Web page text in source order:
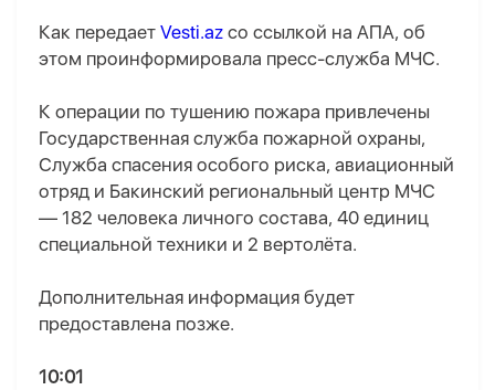
Как передает Vesti.az со ссылкой на AПA, об
этом проинформировала пресс-служба МЧС.
К операции по тушению пожара привлечены
Государственная служба пожарной охраны,
Служба спасения особого риска, авиационный
отряд и Бакинский региональный центр МЧС
— 182 человека личного состава, 40 единиц
специальной техники и 2 вертолёта.
Дополнительная информация будет
предоставлена позже.
10:01